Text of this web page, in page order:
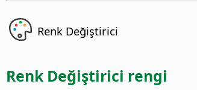
Renk Değiştirici
Renk Değiştirici rengi